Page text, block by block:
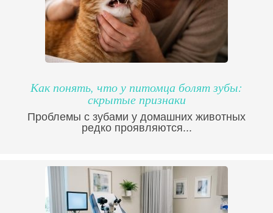
Как понять, что у питомца болят зубы:
скрытые признаки
Проблемы с зубами у домашних животных
редко проявляются...